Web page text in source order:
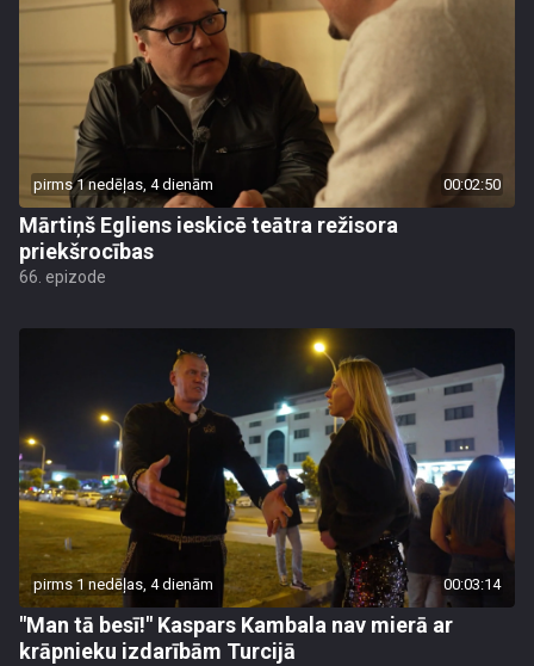
pirms 1 nedēļas, 4 dienām 00:02:50
Mārtiņš Egliens ieskicē teātra režisora
priekšrocības
66. epizode
pirms 1 nedēļas, 4 dienām 00:03:14
"Man tā besī!" Kaspars Kambala nav mierā ar
krāpnieku izdarībām Turcijā